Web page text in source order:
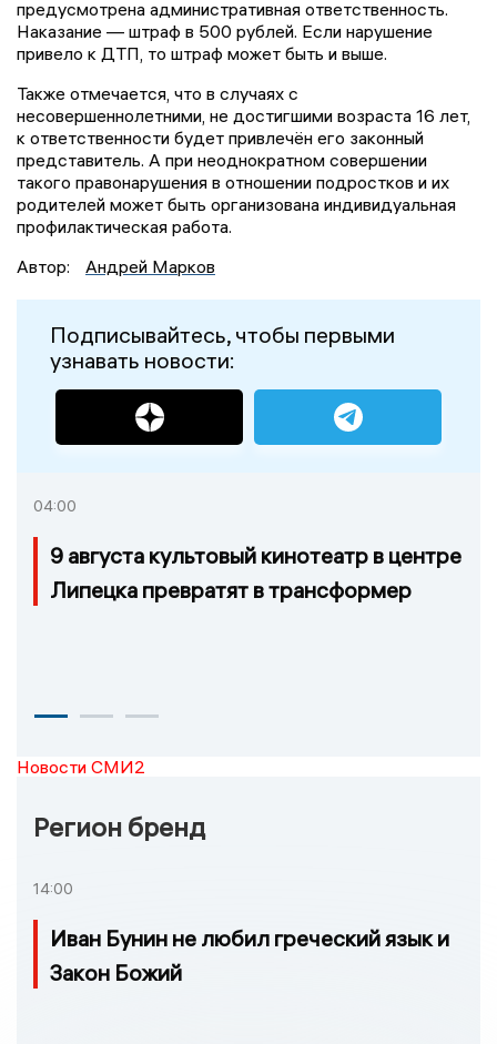
предусмотрена административная ответственность.
Наказание — штраф в 500 рублей. Если нарушение
привело к ДТП, то штраф может быть и выше.
Также отмечается, что в случаях с
несовершеннолетними, не достигшими возраста 16 лет,
к ответственности будет привлечён его законный
представитель. А при неоднократном совершении
такого правонарушения в отношении подростков и их
родителей может быть организована индивидуальная
профилактическая работа.
Автор:
Андрей Марков
Подписывайтесь, чтобы первыми
узнавать новости:
04:00
9 августа культовый кинотеатр в центре
Липецка превратят в трансформер
Новости СМИ2
Регион бренд
14:00
Иван Бунин не любил греческий язык и
Закон Божий